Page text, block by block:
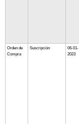
Orden de
Compra
Suscripción
06-01-
2023